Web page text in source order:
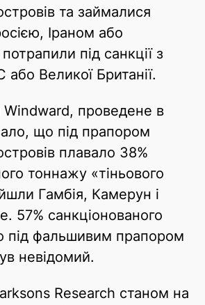
та займалися
Іраном або
під санкції з
Великої Британії.
проведене в
що під прапором
плавало 38%
тоннажу «тіньового
Гамбія, Камерун і
57% санкціонованого
під фальшивим прапором
невідомий.
Research станом на